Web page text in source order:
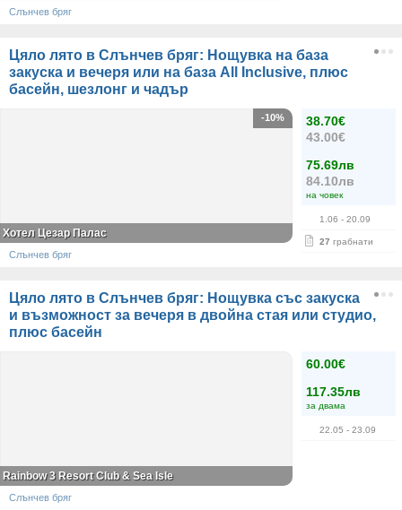
Слънчев бряг
Цяло лято в Слънчев бряг: Нощувка на база
закуска и вечеря или на база All Inclusive, плюс
басейн, шезлонг и чадър
38.70€
43.00€
75.69лв
84.10лв
на човек
1.06 - 20.09
27 грабнати
-10%
Хотел Цезар Палас
Слънчев бряг
Цяло лято в Слънчев бряг: Нощувка със закуска
и възможност за вечеря в двойна стая или студио,
плюс басейн
60.00€
117.35лв
за двама
22.05 - 23.09
Rainbow 3 Resort Club & Sea Isle
Слънчев бряг